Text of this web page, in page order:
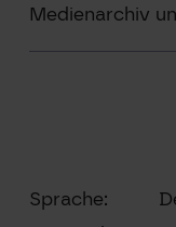
Medienarchiv
Sprache: